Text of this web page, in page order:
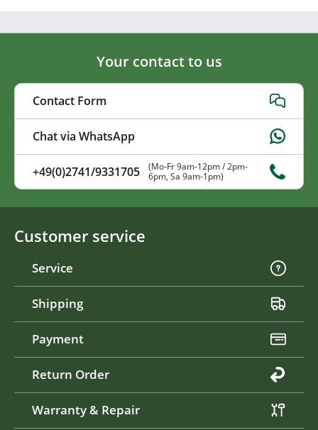
Your contact to us
Contact Form
Chat via WhatsApp
+49(0)2741/9331705
(Mo-Fr 9am-12pm / 2pm-
6pm, Sa 9am-1pm)
Customer service
Service
Shipping
Payment
Return Order
Warranty & Repair